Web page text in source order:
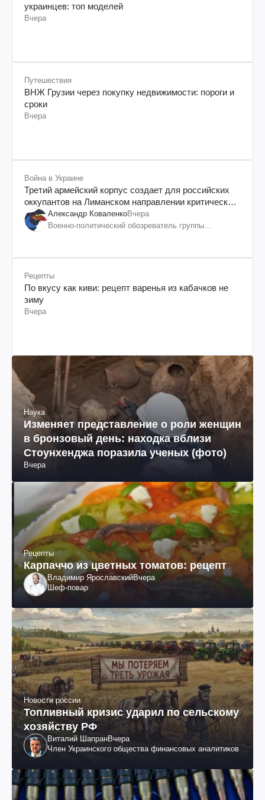
украинцев: топ моделей
Вчера
Путешествия
ВНЖ Грузии через покупку недвижимости: пороги и
сроки
Вчера
Война в Украине
Третий армейский корпус создает для российских
оккупантов на Лиманском направлении критический
дискомфорт: как это удалось
Александр КоваленкоВчера
Военно-политический обозреватель группы
Рецепты
По вкусу как киви: рецепт варенья из кабачков не
зиму
Вчера
Наука
Изменяет представление о роли женщин
в бронзовый день: находка вблизи
Стоунхенджа поразила ученых (фото)
Вчера
Рецепты
Карпаччо из цветных томатов: рецепт
Владимир ЯрославскийВчера
Шеф-повар
Новости россии
Топливный кризис ударил по сельскому
хозяйству РФ
Виталий ШапранВчера
Член Украинского общества финансовых аналитиков